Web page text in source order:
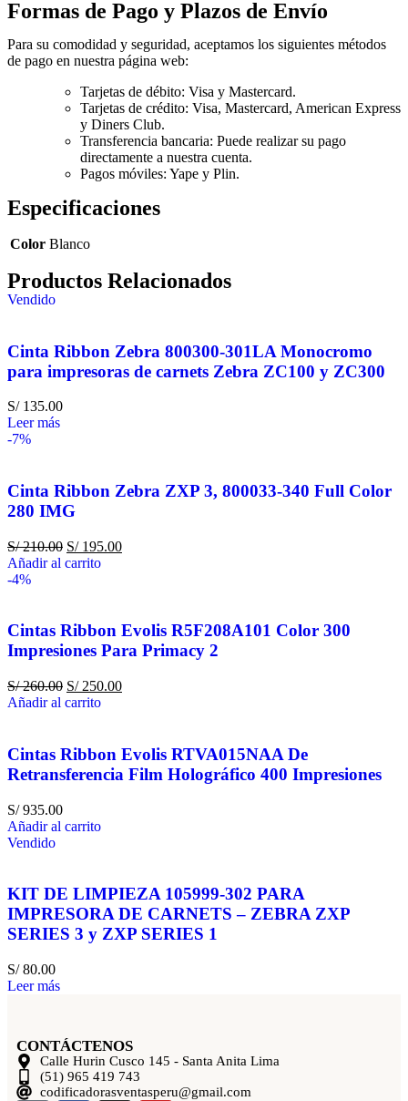
Formas de Pago y Plazos de Envío
Para su comodidad y seguridad, aceptamos los siguientes métodos
de pago en nuestra página web:
Tarjetas de débito: Visa y Mastercard.
Tarjetas de crédito: Visa, Mastercard, American Express
y Diners Club.
Transferencia bancaria: Puede realizar su pago
directamente a nuestra cuenta.
Pagos móviles: Yape y Plin.
Especificaciones
Color Blanco
Productos Relacionados
Vendido
Cinta Ribbon Zebra 800300-301LA Monocromo
para impresoras de carnets Zebra ZC100 y ZC300
S/135.00
Leer más
-7%
Cinta Ribbon Zebra ZXP 3, 800033-340 Full Color
280 IMG
S/210.00 S/195.00
Añadir al carrito
-4%
Cintas Ribbon Evolis R5F208A101 Color 300
Impresiones Para Primacy 2
S/260.00 S/250.00
Añadir al carrito
Cintas Ribbon Evolis RTVA015NAA De
Retransferencia Film Holográfico 400 Impresiones
S/935.00
Añadir al carrito
Vendido
KIT DE LIMPIEZA 105999-302 PARA
IMPRESORA DE CARNETS – ZEBRA ZXP
SERIES 3 y ZXP SERIES 1
S/80.00
Leer más
CONTÁCTENOS
Calle Hurin Cusco 145 - Santa Anita Lima
(51) 965 419 743
codificadorasventasperu@gmail.com